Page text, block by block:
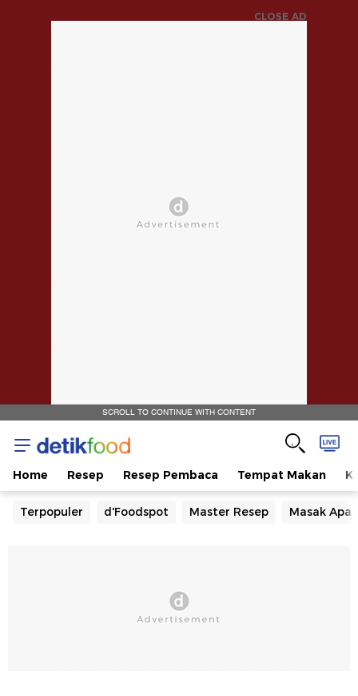
CLOSE AD
SCROLL TO CONTINUE WITH CONTENT
Home Resep Resep Pembaca Tempat Makan
Terpopuler d'Foodspot Master Resep Masak Apa